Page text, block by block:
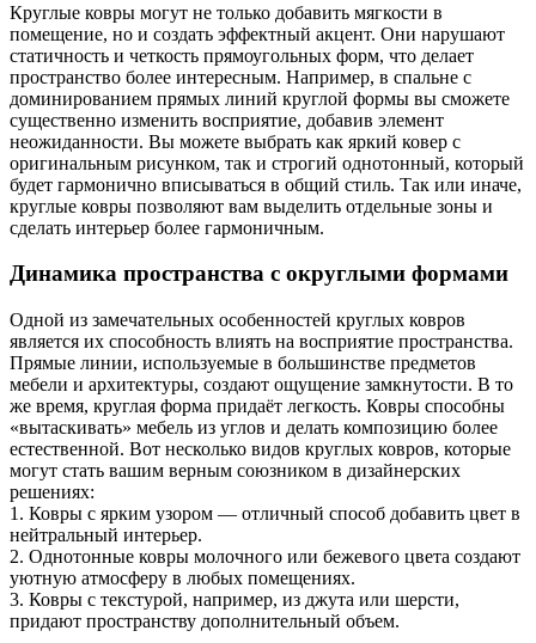
Круглые ковры могут не только добавить мягкости в
помещение, но и создать эффектный акцент. Они нарушают
статичность и четкость прямоугольных форм, что делает
пространство более интересным. Например, в спальне с
доминированием прямых линий круглой формы вы сможете
существенно изменить восприятие, добавив элемент
неожиданности. Вы можете выбрать как яркий ковер с
оригинальным рисунком, так и строгий однотонный, который
будет гармонично вписываться в общий стиль. Так или иначе,
круглые ковры позволяют вам выделить отдельные зоны и
сделать интерьер более гармоничным.
Динамика пространства с округлыми формами
Одной из замечательных особенностей круглых ковров
является их способность влиять на восприятие пространства.
Прямые линии, используемые в большинстве предметов
мебели и архитектуры, создают ощущение замкнутости. В то
же время, круглая форма придаёт легкость. Ковры способны
«вытаскивать» мебель из углов и делать композицию более
естественной. Вот несколько видов круглых ковров, которые
могут стать вашим верным союзником в дизайнерских
решениях:
1. Ковры с ярким узором — отличный способ добавить цвет в
нейтральный интерьер.
2. Однотонные ковры молочного или бежевого цвета создают
уютную атмосферу в любых помещениях.
3. Ковры с текстурой, например, из джута или шерсти,
придают пространству дополнительный объем.